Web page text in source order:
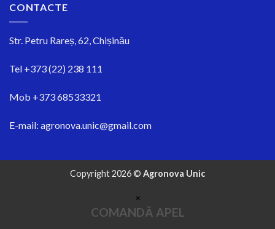
CONTACTE
Str. Petru Rareș, 62, Chișinău
Tel +373 (22) 238 111
Mob +373 68533321
E-mail: agronova.unic@gmail.com
Copyright 2026 © Agronova Unic
×
COMANDĂ APEL